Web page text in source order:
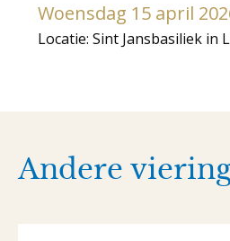
Woensdag 15 april
Locatie: Sint Jansbasiliek in
Andere